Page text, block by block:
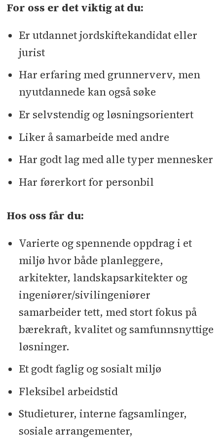
For oss er det viktig at du:
Er utdannet jordskiftekandidat eller
jurist
Har erfaring med grunnerverv, men
nyutdannede kan også søke
Er selvstendig og løsningsorientert
Liker å samarbeide med andre
Har godt lag med alle typer mennesker
Har førerkort for personbil
Hos oss får du:
Varierte og spennende oppdrag i et
miljø hvor både planleggere,
arkitekter, landskapsarkitekter og
ingeniører/sivilingeniører
samarbeider tett, med stort fokus på
bærekraft, kvalitet og samfunnsnyttige
løsninger.
Et godt faglig og sosialt miljø
Fleksibel arbeidstid
Studieturer, interne fagsamlinger,
sosiale arrangementer,